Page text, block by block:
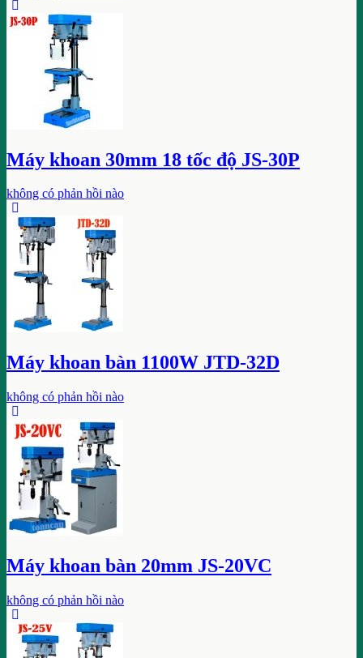
Máy khoan 30mm 18 tốc độ JS-30P
không có phản hồi nào
Máy khoan bàn 1100W JTD-32D
không có phản hồi nào
Máy khoan bàn 20mm JS-20VC
không có phản hồi nào